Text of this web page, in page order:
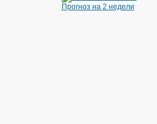
Прогноз на 2 недели